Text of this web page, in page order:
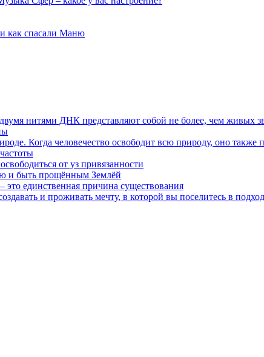
как спасали Маню
нитями ДНК представляют собой не более, чем живых
Когда человечество освободит всю природу, оно также
от уз привязанности
и быть прощённым Землёй
единственная причина существования
и проживать мечту, в которой вы поселитесь в